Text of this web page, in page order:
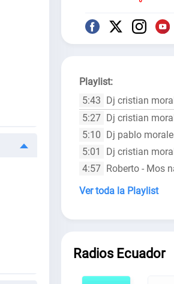
Playlist:
5:43 Dj cristian morales - Tecnocumbia,
5:27 Dj cristian morales -
5:10 Dj pablo morales -
5:01
Dj cristian
4:57 Roberto - Mos
Ver toda la Playlist
Radios Ecuador